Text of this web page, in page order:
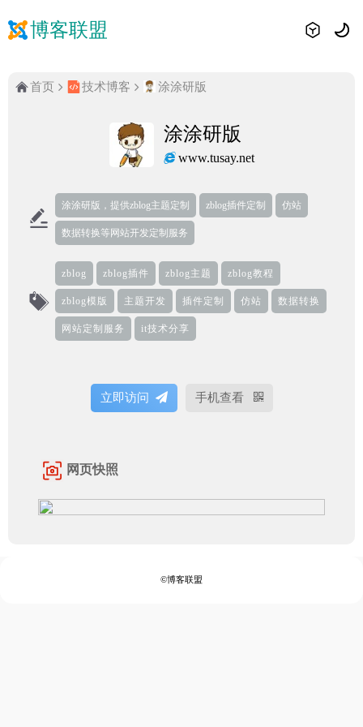
博客联盟
首页 技术博客 涂涂研版
涂涂研版
www.tusay.net
涂涂研版，提供zblog主题定制 zblog插件定制 仿站
数据转换等网站开发定制服务
zblog zblog插件 zblog主题 zblog教程
zblog模版 主题开发 插件定制 仿站 数据转换
网站定制服务 it技术分享
立即访问 手机查看
网页快照
©博客联盟